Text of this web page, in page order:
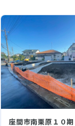
座間市南栗原１０